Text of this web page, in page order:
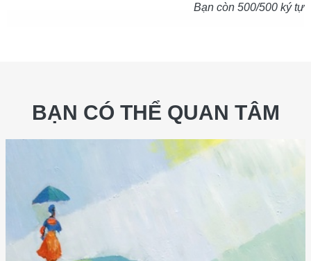
Bạn còn 500/500 ký tự
BẠN CÓ THỂ QUAN TÂM